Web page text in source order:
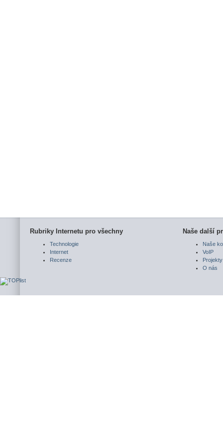
Rubriky Internetu pro všechny
Technologie
Internet
Recenze
Naše další
Naše
VoIP
Projekty
O nás